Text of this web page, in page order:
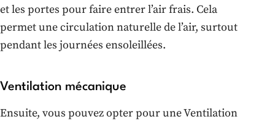
et les portes pour faire entrer l’air frais. Cela
permet une circulation naturelle de l’air, surtout
pendant les journées ensoleillées.
Ventilation mécanique
Ensuite, vous pouvez opter pour une Ventilation